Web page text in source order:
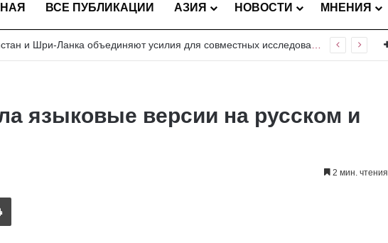
ВСЕ ПУБЛИКАЦИИ АЗИЯ НОВОСТИ МНЕНИЯ
языковые версии на русском и
2 мин. чтения
Печать